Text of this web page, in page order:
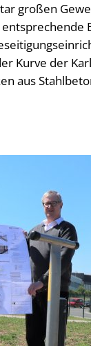
großen
Kurve der
aus